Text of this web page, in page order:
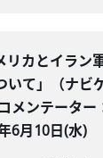
リカとイラン
いて」（ナビ
メンテーター
6月10日(水)